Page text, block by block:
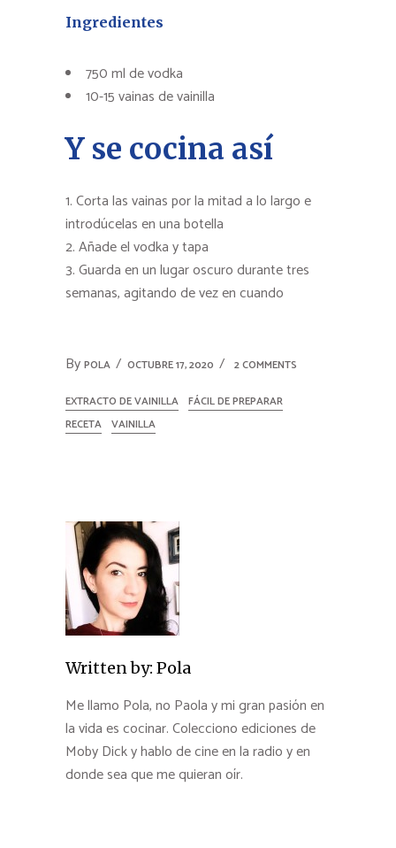
Ingredientes
750 ml de vodka
10-15 vainas de vainilla
Y se cocina así
Corta las vainas por la mitad a lo largo e
introdúcelas en una botella
Añade el vodka y tapa
Guarda en un lugar oscuro durante tres
semanas, agitando de vez en cuando
By POLA OCTUBRE 17, 2020 2 COMMENTS
EXTRACTO DE VAINILLA FÁCIL DE PREPARAR
RECETA VAINILLA
Written by: Pola
Me llamo Pola, no Paola y mi gran pasión en
la vida es cocinar. Colecciono ediciones de
Moby Dick y hablo de cine en la radio y en
donde sea que me quieran oír.